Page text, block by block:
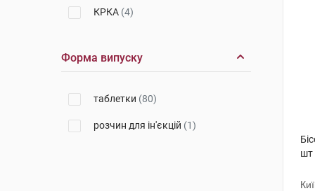
КРКА (4)
Дарниця ФФ(1)
Берлін-Хемі(6)
АстраЗенека(3)
Форма випуску
таблетки (80)
розчин для ін'єкцій (1)
шт